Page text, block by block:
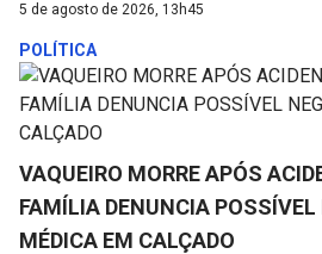
5 de agosto de 2026, 13h45
POLÍTICA
VAQUEIRO MORRE APÓS
FAMÍLIA DENUNCIA
MÉDICA EM CALÇADO